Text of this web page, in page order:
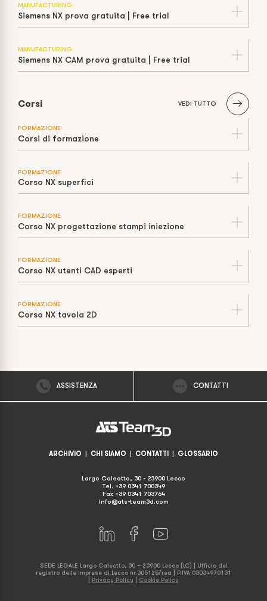
MANUFACTURING
Siemens NX prova gratuita | Free trial
MANUFACTURING
Siemens NX CAM prova gratuita | Free trial
Corsi VEDI TUTTO
FORMAZIONE
Corsi di formazione
FORMAZIONE
Corso NX superfici
FORMAZIONE
Corso NX progettazione stampi iniezione
FORMAZIONE
Corso NX utenti CAD esperti
FORMAZIONE
Corso NX tavola 2D
ASSISTENZA CONTATTI
ARCHIVIO | CHI SIAMO | CONTATTI | GLOSSARIO
Largo Caleotto, 30 - 23900 Lecco
Tel. +39 0341 700349
Fax +39 0341 703764
info@ats-team3d.com
SEDE LEGALE Largo Caleotto, 30 – 23900 Lecco (LC) | Ufficio del
registro delle imprese di Lecco nr.305125/rea | P.IVA 03034970131
Privacy Policy Cookie Policy